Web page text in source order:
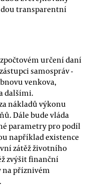
transparentní
určení daní
samospráv -
venkova,
dalšími.
nákladů výkonu
Dále bude vláda
parametry pro podíl
například existence
zátěž životního
zvýšit finanční
na příznivém